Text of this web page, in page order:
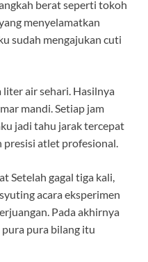
berat seperti tokoh
menyelamatkan
sudah mengajukan cuti
air sehari. Hasilnya
mandi. Setiap jam
jadi tahu jarak tercepat
presisi atlet profesional.
Setelah gagal tiga kali,
acara eksperimen
Pada akhirnya
pura bilang itu